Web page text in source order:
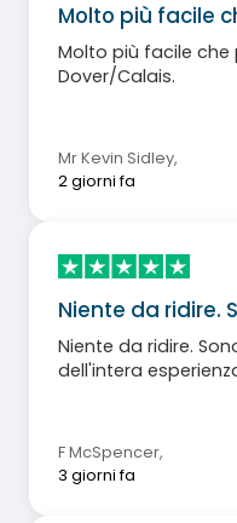
Molto più facile
Molto più facile
Dover/Calais.
Mr Kevin Sidley,
2 giorni fa
Niente da ridire.
Niente da ridire.
dell'intera
F McSpencer,
3 giorni fa